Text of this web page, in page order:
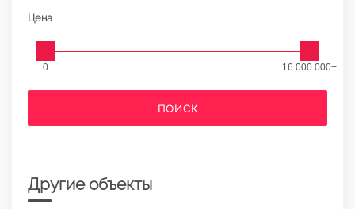
Цена
0 16 000 000+
ПОИСК
Другие объекты